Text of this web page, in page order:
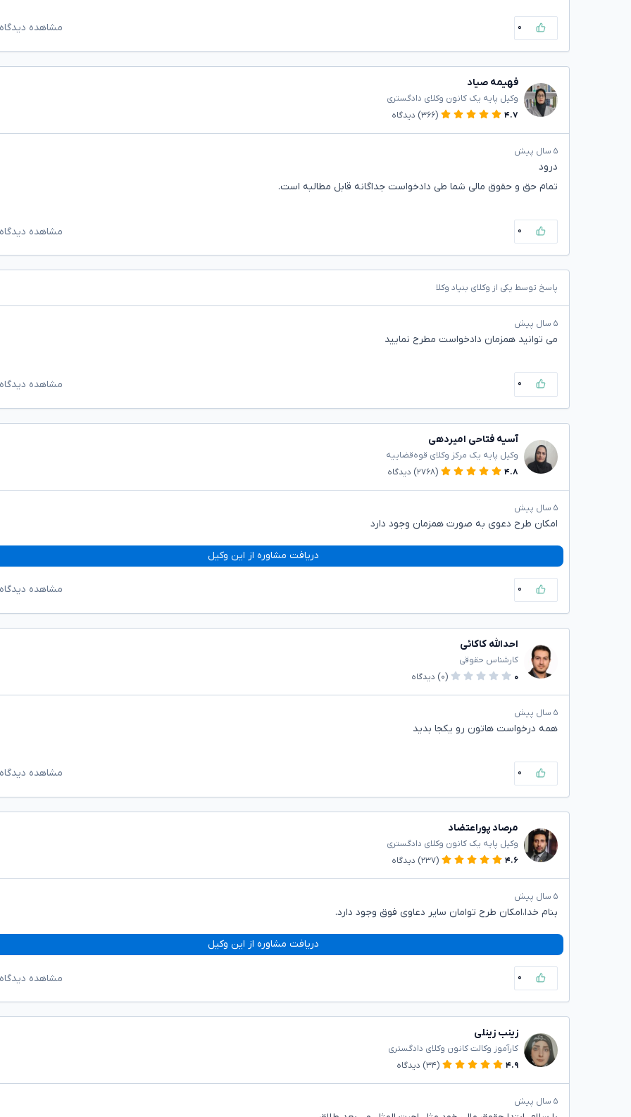
۰ مشاهده
فهیمه صیاد
وکیل پایه یک کانون وکلای دادگستری
۴.۷
(۳۶۶) دیدگاه
۵ سال پیش
درود
تمام حق و حقوق مالی شما طی دادخواست جداگانه قابل مطالبه است.
۰ مشاهده
پاسخ توسط یکی از وکلای بنیاد وکلا
۵ سال پیش
می توانید همزمان دادخواست مطرح نمایید
۰ مشاهده
آسیه فتاحی امیردهی
وکیل پایه یک مرکز وکلای قوه‌قضاییه
۴.۸
(۲۷۶۸) دیدگاه
۵ سال پیش
امکان طرح دعوی به صورت همزمان وجود دارد
دریافت مشاوره از این وکیل
۰ مشاهده
احدالله کاکائی
کارشناس حقوقی
۰
(۰) دیدگاه
۵ سال پیش
همه درخواست هاتون رو یکجا بدید
۰ مشاهده
مرصاد پوراعتضاد
وکیل پایه یک کانون وکلای دادگستری
۴.۶
(۲۳۷) دیدگاه
۵ سال پیش
بنام خدا،امکان طرح توامان سایر دعاوی فوق وجود دارد.
دریافت مشاوره از این وکیل
۰ مشاهده
زینب زینلی
کارآموز وکالت کانون وکلای دادگستری
۴.۹
(۳۴) دیدگاه
۵ سال پیش